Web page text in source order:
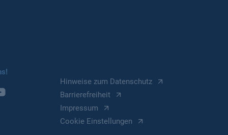
Hinweise zum Datenschutz
Barrierefreiheit
Impressum
Cookie Einstellungen